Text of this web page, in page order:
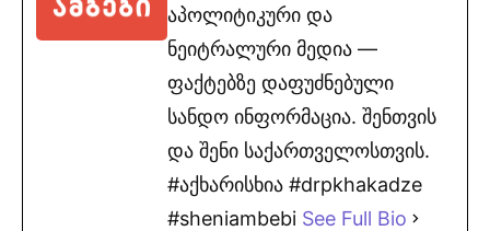
აპოლიტიკური და
ნეიტრალური მედია —
ფაქტებზე დაფუძნებული
სანდო ინფორმაცია. შენთვის
და შენი საქართველოსთვის.
#აქხარისხია #drpkhakadze
#sheniambebi See Full Bio